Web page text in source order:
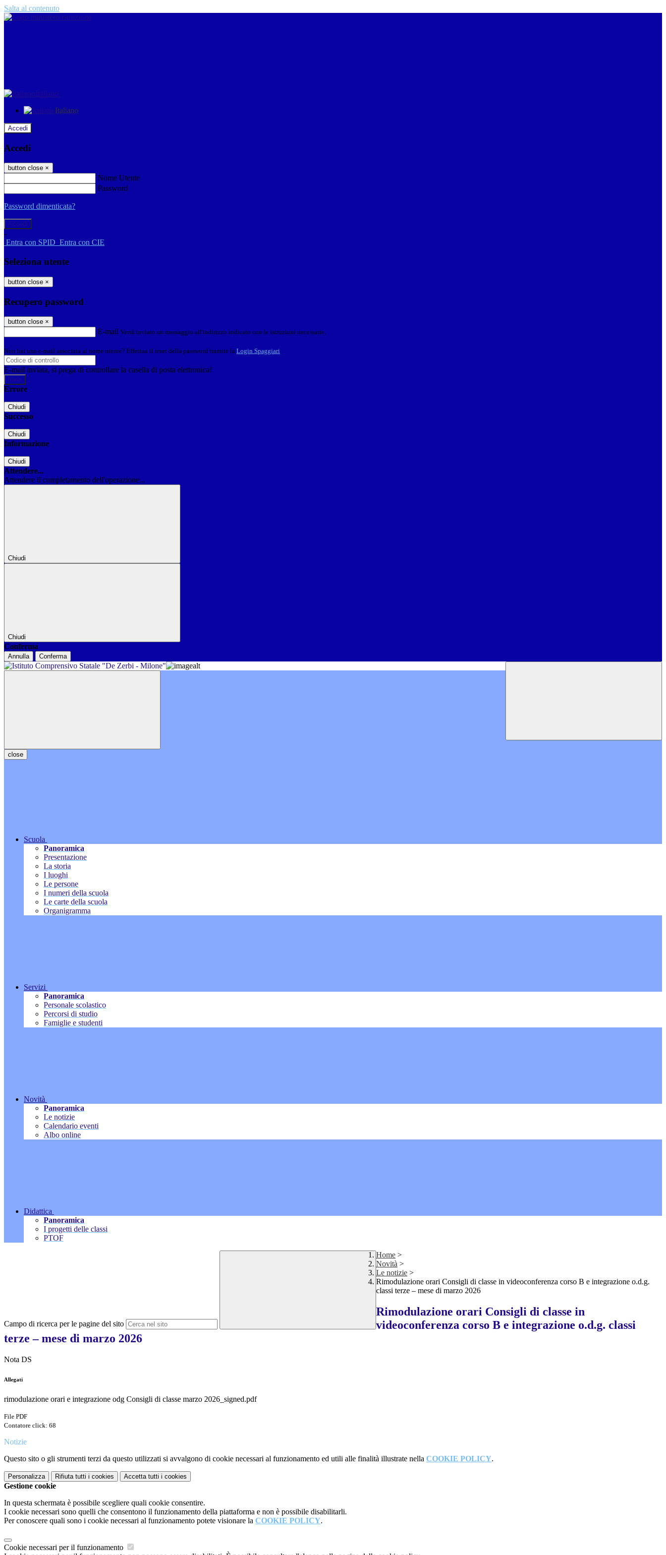
Salta al contenuto
Italiano
Italiano
Accedi
Accedi
button close ×
Nome Utente
Password
Password dimenticata?
-
Entra con SPID Entra con CIE
Seleziona utente
button close ×
Recupero password
button close ×
E-mail Verrà inviato un messaggio all'indirizzo indicato con le istruzioni necessarie.
Non hai una e-mail associata al nome utente? Effettua il reset della password tramite la Login Spaggiari
E-mail inviata, si prega di controllare la casella di posta elettronica!
Errore
Chiudi
Successo
Chiudi
Informazione
Chiudi
Attendere...
Attendere il completamento dell'operazione...
Chiudi
Chiudi
Conferma
Annulla Conferma
close
Scuola
Panoramica
Presentazione
La storia
I luoghi
Le persone
I numeri della scuola
Le carte della scuola
Organigramma
Servizi
Panoramica
Personale scolastico
Percorsi di studio
Famiglie e studenti
Novità
Panoramica
Le notizie
Calendario eventi
Albo online
Didattica
Panoramica
I progetti delle classi
PTOF
Campo di ricerca per le pagine del sito
Home >
Novità >
Le notizie >
Rimodulazione orari Consigli di classe in videoconferenza corso B e integrazione o.d.g.
classi terze – mese di marzo 2026
Rimodulazione orari Consigli di classe in
videoconferenza corso B e integrazione o.d.g. classi
terze – mese di marzo 2026
Nota DS
Allegati
rimodulazione orari e integrazione odg Consigli di classe marzo 2026_signed.pdf
File PDF
Contatore click: 68
Notizie
Questo sito o gli strumenti terzi da questo utilizzati si avvalgono di cookie necessari al funzionamento ed utili alle finalità illustrate nella COOKIE POLICY.
Personalizza Rifiuta tutti i cookies Accetta tutti i cookies
Gestione cookie
In questa schermata è possibile scegliere quali cookie consentire.
I cookie necessari sono quelli che consentono il funzionamento della piattaforma e non è possibile disabilitarli.
Per conoscere quali sono i cookie necessari al funzionamento potete visionare la COOKIE POLICY.
Cookie necessari per il funzionamento